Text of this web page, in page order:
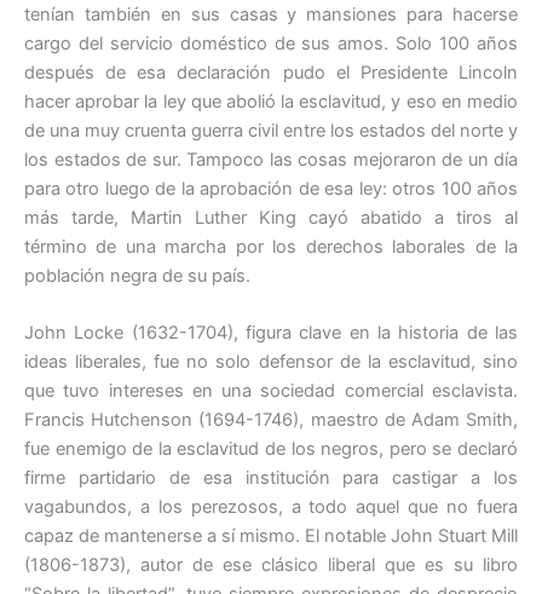
tenían también en sus casas y mansiones para hacerse
cargo del servicio doméstico de sus amos. Solo 100 años
después de esa declaración pudo el Presidente Lincoln
hacer aprobar la ley que abolió la esclavitud, y eso en medio
de una muy cruenta guerra civil entre los estados del norte y
los estados de sur. Tampoco las cosas mejoraron de un día
para otro luego de la aprobación de esa ley: otros 100 años
más tarde, Martin Luther King cayó abatido a tiros al
término de una marcha por los derechos laborales de la
población negra de su país.
John Locke (1632-1704), figura clave en la historia de las
ideas liberales, fue no solo defensor de la esclavitud, sino
que tuvo intereses en una sociedad comercial esclavista.
Francis Hutchenson (1694-1746), maestro de Adam Smith,
fue enemigo de la esclavitud de los negros, pero se declaró
firme partidario de esa institución para castigar a los
vagabundos, a los perezosos, a todo aquel que no fuera
capaz de mantenerse a sí mismo. El notable John Stuart Mill
(1806-1873), autor de ese clásico liberal que es su libro